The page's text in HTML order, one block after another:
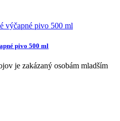
pivo 500 ml
je zakázaný osobám mladším